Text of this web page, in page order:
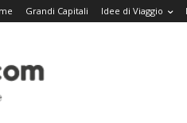
Grandi Capitali Idee di Viaggio